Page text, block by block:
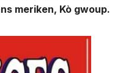
meriken, Kò gwoup.